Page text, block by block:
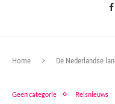
Home De Nederlandse
Geen categorie Reisnieuws